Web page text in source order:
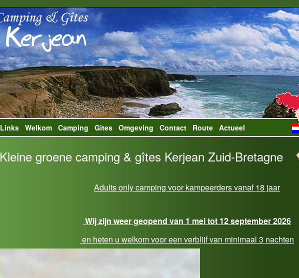
Links Welkom Camping Gites Omgeving Contact Route Actueel
Kleine groene camping & gîtes Kerjean Zuid-Bretagne
Adults only camping voor kampeerders vanaf 18 jaar
Wij zijn weer geopend van 1 mei tot 12 september 2026
en heten u welkom voor een verblijf van minimaal 3 nachten